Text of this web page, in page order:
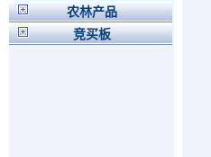
农林产品
竞买板